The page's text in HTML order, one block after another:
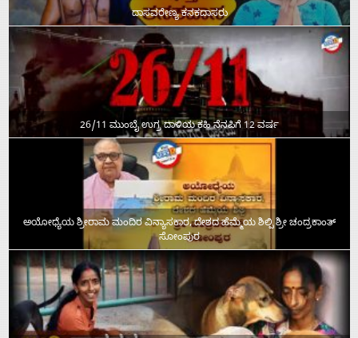
ದಾಸವರೇಣ್ಯ ಕನಕದಾಸರು
26/11 ಮುಂಬೈ ಉಗ್ರ ದಾಳಿಯ ಕಹಿ ನೆನಪಿಗೆ 12 ವರ್ಷ
ಅಯೋಧ್ಯೆಯ ಶ್ರೀರಾಮ ಮಂದಿರ ವಿನ್ಯಾಸಕಾರ, ದೇಶದ ಹೆಮ್ಮೆಯ ಶಿಲ್ಪಿ ಶ್ರೀ ಚಂದ್ರಕಾಂತ್‌
ಸೋಂಪುರ